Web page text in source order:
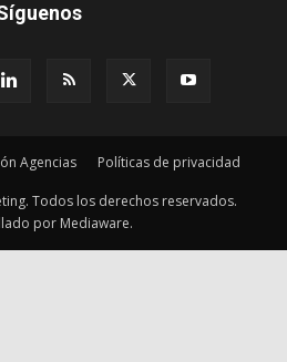
Agencias Políticas de privacidad
Todos los derechos reservados.
por Mediaware.